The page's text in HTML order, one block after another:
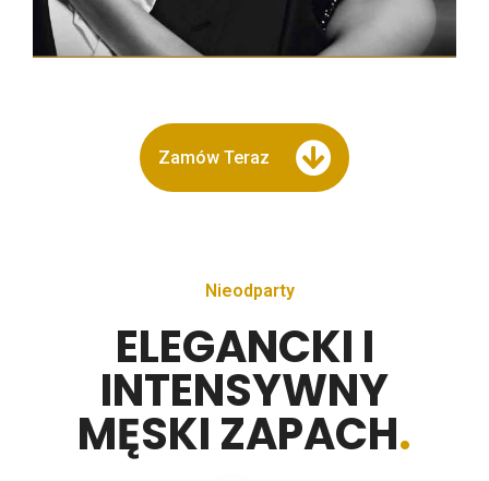
Zamów Teraz
Nieodparty
ELEGANCKI I
INTENSYWNY
MĘSKI ZAPACH.